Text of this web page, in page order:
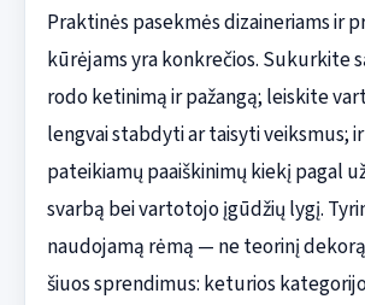
Praktinės pasekmės dizaineriams ir
kūrėjams yra konkrečios. Sukurkite
rodo ketinimą ir pažangą; leiskite
lengvai stabdyti ar taisyti veiksmus;
pateikiamų paaiškinimų kiekį pagal
svarbą bei vartotojo įgūdžių lygį.
naudojamą rėmą — ne teorinį
šiuos sprendimus: keturios